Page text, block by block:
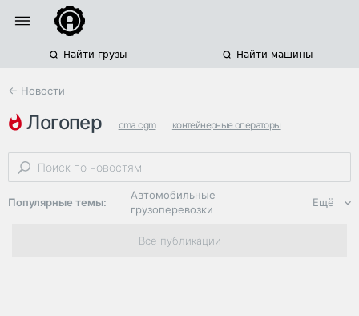
Найти грузы Найти машины
← Новости
логопер cma cgm контейнерные операторы
трансконтейнер
Популярные темы:
Автомобильные
грузоперевозки
Региональная
логистика
Ещё
Все публикации